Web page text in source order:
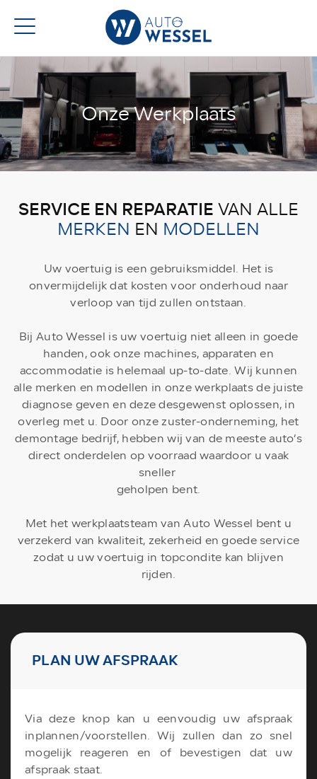
Onze Werkplaats
SERVICE EN REPARATIEVAN ALLE
MERKEN EN MODELLEN
Uw voertuig is een gebruiksmiddel. Het is
onvermijdelijk dat kosten voor onderhoud naar
verloop van tijd zullen ontstaan.
Bij Auto Wessel is uw voertuig niet alleen in goede
handen, ook onze machines, apparaten en
accommodatie is helemaal up-to-date. Wij kunnen
alle merken en modellen in onze werkplaats de juiste
diagnose geven en deze desgewenst oplossen, in
overleg met u. Door onze zuster-onderneming, het
demontage bedrijf, hebben wij van de meeste auto’s
direct onderdelen op voorraad waardoor u vaak
sneller
geholpen bent.
Met het werkplaatsteam van Auto Wessel bent u
verzekerd van kwaliteit, zekerheid en goede service
zodat u uw voertuig in topcondite kan blijven
rijden.
PLAN UW AFSPRAAK
Via deze knop kan u eenvoudig uw afspraak
inplannen/voorstellen. Wij zullen dan zo snel
mogelijk reageren en of bevestigen dat uw
afspraak staat.